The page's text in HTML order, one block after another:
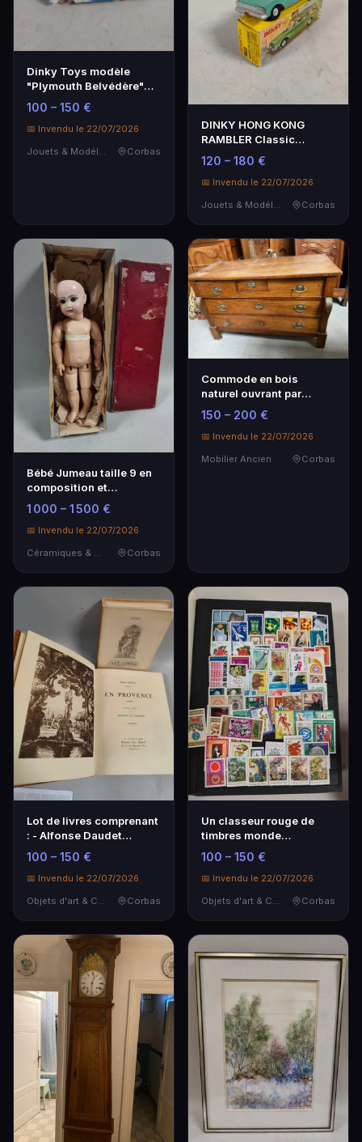
Dinky Toys modèle
"Plymouth Belvédère"
24D, couleur rare bla…
100 – 150 €
📅 Invendu le 22/07/2026
Jouets & Modélisme
Corbas
DINKY HONG KONG
RAMBLER Classic
N°57/006 avec boite
d'origin…
120 – 180 €
📅 Invendu le 22/07/2026
Jouets & Modélisme
Corbas
Bébé Jumeau taille 9 en
composition et
porcelaine - Poupée
vintage
1 000 – 1 500 €
📅 Invendu le 22/07/2026
Céramiques & Porcelaine
Corbas
Commode en bois
naturel ouvrant par
quatre tiroirs sur 3 ran…
150 – 200 €
📅 Invendu le 22/07/2026
Mobilier Ancien
Corbas
Lot de livres comprenant
: - Alfonse Daudet
l'Arlesienne ill…
100 – 150 €
📅 Invendu le 22/07/2026
Objets d'art & Curiosités
Corbas
Un classeur rouge de
timbres monde
modernes (en l'état) Lot
…
100 – 150 €
📅 Invendu le 22/07/2026
Objets d'art & Curiosités
Corbas